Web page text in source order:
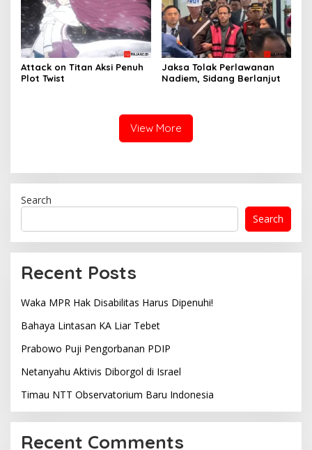
Attack on Titan Aksi Penuh
Plot Twist
Jaksa Tolak Perlawanan
Nadiem, Sidang Berlanjut
View More
Search
Search
Recent Posts
Waka MPR Hak Disabilitas Harus Dipenuhi!
Bahaya Lintasan KA Liar Tebet
Prabowo Puji Pengorbanan PDIP
Netanyahu Aktivis Diborgol di Israel
Timau NTT Observatorium Baru Indonesia
Recent Comments